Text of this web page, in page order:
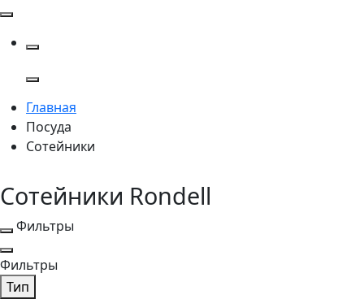
Главная
Посуда
Сотейники
Сотейники Rondell
Фильтры
Фильтры
Тип